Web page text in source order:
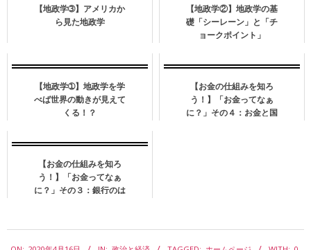
【地政学➂】アメリカか
ら見た地政学
【地政学②】地政学の基
礎「シーレーン」と「チ
ョークポイント」
【地政学➀】地政学を学
べば世界の動きが見えて
くる！？
【お金の仕組みを知ろ
う！】「お金ってなぁ
に？」その４：お金と国
【お金の仕組みを知ろ
う！】「お金ってなぁ
に？」その３：銀行のは